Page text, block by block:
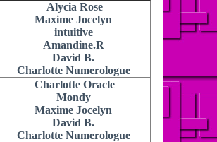
Alycia Rose
Maxime Jocelyn
intuitive
Amandine.R
David B.
Charlotte Numerologue
Charlotte Oracle
Mondy
Maxime Jocelyn
David B.
Charlotte Numerologue